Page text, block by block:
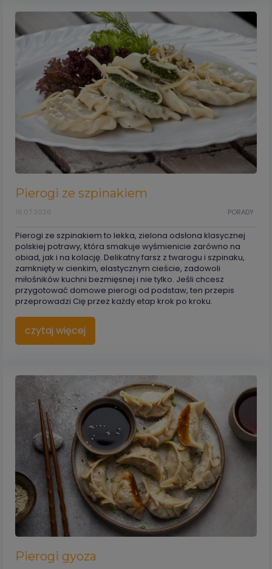
Pierogi ze szpinakiem
PORADY
16.07.2026
Pierogi ze szpinakiem to lekka, zielona odsłona klasycznej
polskiej potrawy, która smakuje wyśmienicie zarówno na
obiad, jak i na kolację. Delikatny farsz z twarogu i szpinaku,
zamknięty w cienkim, elastycznym cieście, zadowoli
miłośników kuchni bezmięsnej i nie tylko. Jeśli chcesz
przygotować domowe pierogi od podstaw, ten przepis
przeprowadzi Cię przez każdy etap krok po kroku.
czytaj więcej
Pierogi gyoza